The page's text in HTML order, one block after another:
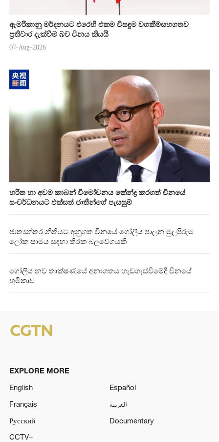
ඇමරිකානු මර්දනයට එරෙහි එකම විසඳුම වගකීම්සහගතව
ප්‍රතිචාර දැක්වීම බව චීනය කියයි
07-Aug-2026
හරිත හා අවම කාබන් විමෝචනය කේන්ද්‍ර කරගත් චීනයේ
සංවර්ධනයට එක්සත් ජාතීන්ගේ පැසසුම්
ජාත්‍යන්තර නීතියට අනුගත චීනයේ ගෝලීය පාලන මුලපිරුම
ලෝක සාමය සඳහා තීරක බලවේගයකි
ගෝලීය නව තාක්ෂණයේ අනාගතය හැඩගැස්වීමේදී චීනයේ
භූමිකාව
EXPLORE MORE
English
Español
Français
العربية
Русский
Documentary
CCTV+